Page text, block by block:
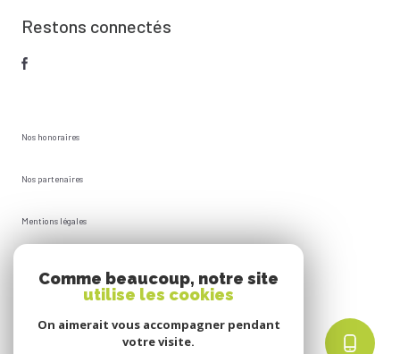
Restons connectés
Nos honoraires
Nos partenaires
Mentions légales
Comme beaucoup, notre site
utilise les cookies
On aimerait vous accompagner pendant
votre visite.